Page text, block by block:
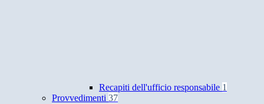
Recapiti dell'ufficio responsabile 1
Provvedimenti 37